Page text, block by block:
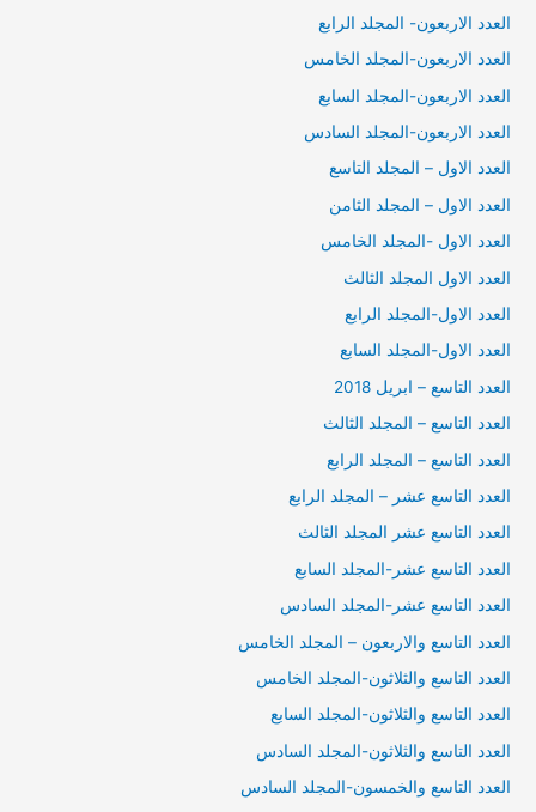
العدد الاربعون- المجلد الرابع
العدد الاربعون-المجلد الخامس
العدد الاربعون-المجلد السابع
العدد الاربعون-المجلد السادس
العدد الاول – المجلد التاسع
العدد الاول – المجلد الثامن
العدد الاول -المجلد الخامس
العدد الاول المجلد الثالث
العدد الاول-المجلد الرابع
العدد الاول-المجلد السابع
العدد التاسع – ابريل 2018
العدد التاسع – المجلد الثالث
العدد التاسع – المجلد الرابع
العدد التاسع عشر – المجلد الرابع
العدد التاسع عشر المجلد الثالث
العدد التاسع عشر-المجلد السابع
العدد التاسع عشر-المجلد السادس
العدد التاسع والاربعون – المجلد الخامس
العدد التاسع والثلاثون-المجلد الخامس
العدد التاسع والثلاثون-المجلد السابع
العدد التاسع والثلاثون-المجلد السادس
العدد التاسع والخمسون-المجلد السادس